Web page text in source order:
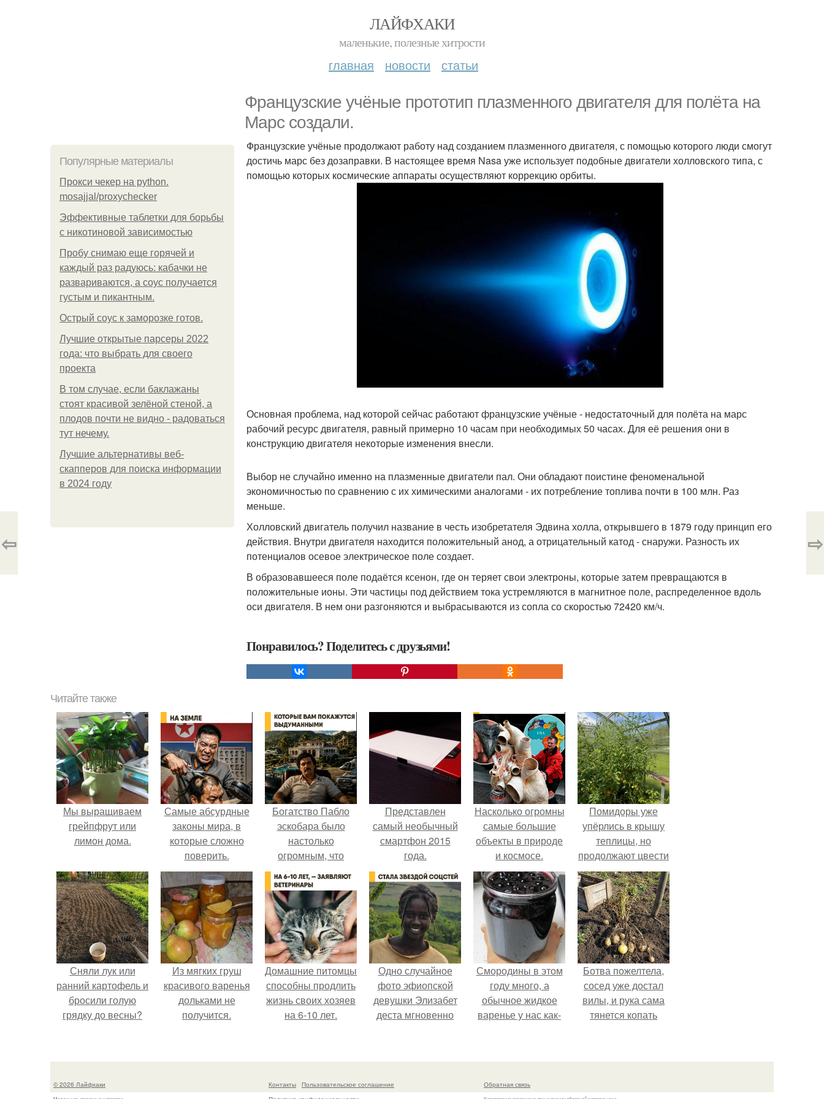
ЛАЙФХАКИ
маленькие, полезные хитрости
главная новости статьи
Французские учёные прототип плазменного двигателя для полёта на
Марс создали.
Популярные материалы
Прокси чекер на python.
mosajjal/proxychecker
Эффективные таблетки для борьбы
с никотиновой зависимостью
Пробу снимаю еще горячей и
каждый раз радуюсь: кабачки не
развариваются, а соус получается
густым и пикантным.
Острый соус к заморозке готов.
Лучшие открытые парсеры 2022
года: что выбрать для своего
проекта
В том случае, если баклажаны
стоят красивой зелёной стеной, а
плодов почти не видно - радоваться
тут нечему.
Лучшие альтернативы веб-
скапперов для поиска информации
в 2024 году
Французские учёные продолжают работу над созданием плазменного двигателя, с помощью которого люди смогут
достичь марс без дозаправки. В настоящее время Nasa уже использует подобные двигатели холловского типа, с
помощью которых космические аппараты осуществляют коррекцию орбиты.
Основная проблема, над которой сейчас работают французские учёные - недостаточный для полёта на марс
рабочий ресурс двигателя, равный примерно 10 часам при необходимых 50 часах. Для её решения они в
конструкцию двигателя некоторые изменения внесли.
Выбор не случайно именно на плазменные двигатели пал. Они обладают поистине феноменальной
экономичностью по сравнению с их химическими аналогами - их потребление топлива почти в 100 млн. Раз
меньше.
Холловский двигатель получил название в честь изобретателя Эдвина холла, открывшего в 1879 году принцип его
действия. Внутри двигателя находится положительный анод, а отрицательный катод - снаружи. Разность их
потенциалов осевое электрическое поле создает.
В образовавшееся поле подаётся ксенон, где он теряет свои электроны, которые затем превращаются в
положительные ионы. Эти частицы под действием тока устремляются в магнитное поле, распределенное вдоль
оси двигателя. В нем они разгоняются и выбрасываются из сопла со скоростью 72420 км/ч.
Понравилось? Поделитесь с друзьями!
⇦ ⇨
Читайте также
Мы выращиваем
грейпфрут или
лимон дома.
Самые абсурдные
законы мира, в
которые сложно
поверить.
Богатство Пабло
эскобара было
настолько
огромным, что
многие истории о
нём звучат как
вымысел.
Представлен
самый необычный
смартфон 2015
года.
Насколько огромны
самые большие
объекты в природе
и космосе.
Помидоры уже
упёрлись в крышу
теплицы, но
продолжают цвести
как сумасшедшие?
Сняли лук или
ранний картофель и
бросили голую
грядку до весны?
Из мягких груш
красивого варенья
дольками не
получится.
Домашние питомцы
способны продлить
жизнь своих хозяев
на 6-10 лет.
Одно случайное
фото эфиопской
девушки Элизабет
деста мгновенно
сделало её новой
Смородины в этом
году много, а
обычное жидкое
варенье у нас как-
Ботва пожелтела,
сосед уже достал
вилы, и рука сама
тянется копать
© 2026 Лайфхаки Контакты
Пользовательское соглашение
Обратная связь